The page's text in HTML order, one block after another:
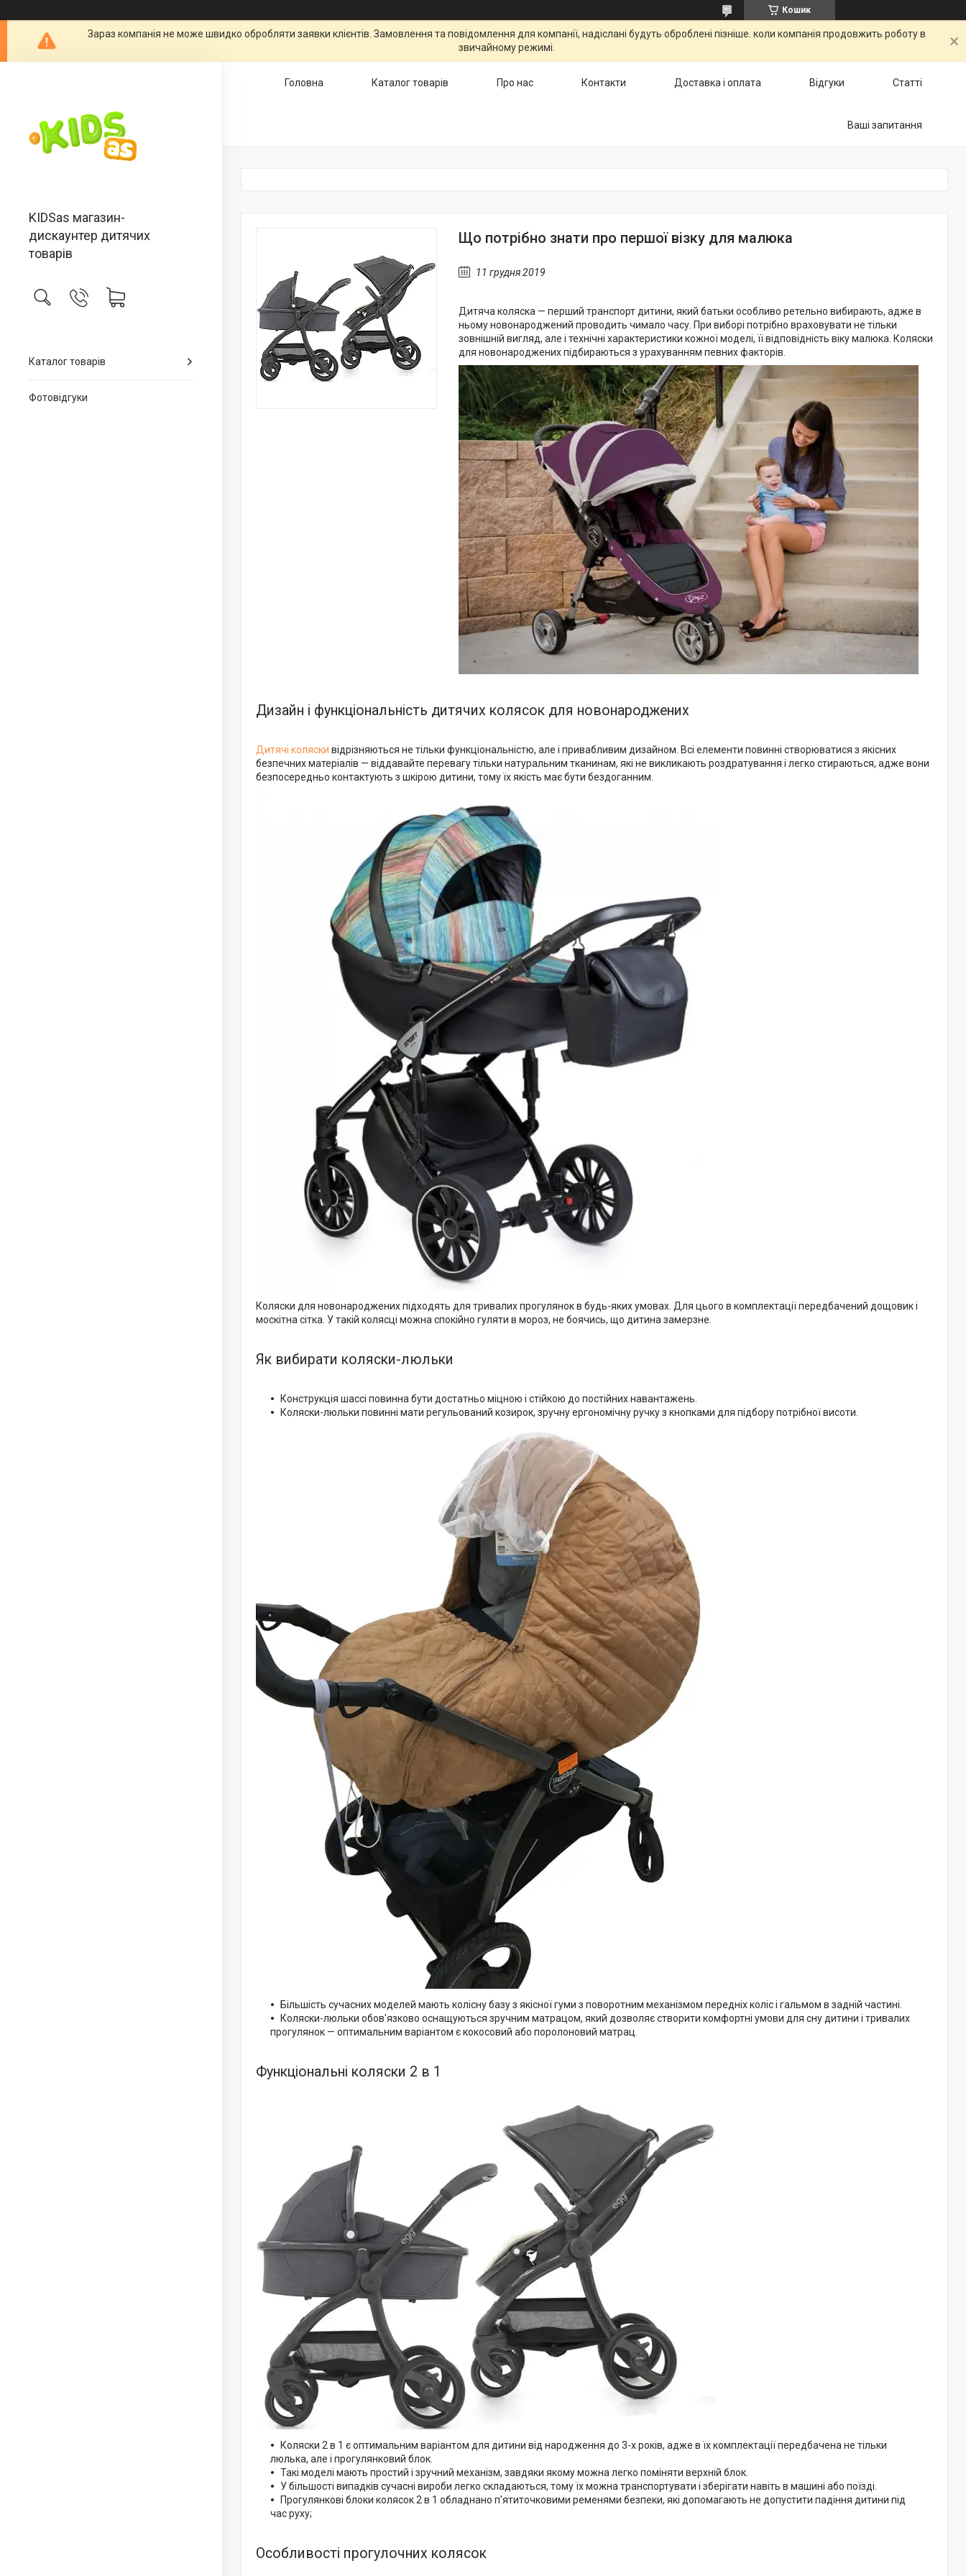
Кошик
Зараз компанія не може швидко обробляти заявки клієнтів. Замовлення та повідомлення для компанії, надіслані будуть оброблені пізніше. коли компанія продовжить роботу в
звичайному режимі.
KIDSas магазин-
дискаунтер дитячих
товарів
Каталог товарів
Фотовідгуки
Головна Каталог товарів Про нас Контакти Доставка і оплата Відгуки Статті
Ваші запитання
Що потрібно знати про першої візку для малюка
11 грудня 2019
Дитяча коляска — перший транспорт дитини, який батьки особливо ретельно вибирають, адже в
ньому новонароджений проводить чимало часу. При виборі потрібно враховувати не тільки
зовнішній вигляд, але і технічні характеристики кожної моделі, її відповідність віку малюка. Коляски
для новонароджених підбираються з урахуванням певних факторів.
Дизайн і функціональність дитячих колясок для новонароджених
Дитячі коляски відрізняються не тільки функціональністю, але і привабливим дизайном. Всі елементи повинні створюватися з якісних
безпечних матеріалів — віддавайте перевагу тільки натуральним тканинам, які не викликають роздратування і легко стираються, адже вони
безпосередньо контактують з шкірою дитини, тому їх якість має бути бездоганним.
Коляски для новонароджених підходять для тривалих прогулянок в будь-яких умовах. Для цього в комплектації передбачений дощовик і
москітна сітка. У такій колясці можна спокійно гуляти в мороз, не боячись, що дитина замерзне.
Як вибирати коляски-люльки
Конструкція шассі повинна бути достатньо міцною і стійкою до постійних навантажень.
Коляски-люльки повинні мати регульований козирок, зручну ергономічну ручку з кнопками для підбору потрібної висоти.
Більшість сучасних моделей мають колісну базу з якісної гуми з поворотним механізмом передніх коліс і гальмом в задній частині.
Коляски-люльки обов'язково оснащуються зручним матрацом, який дозволяє створити комфортні умови для сну дитини і тривалих
прогулянок — оптимальним варіантом є кокосовий або поролоновий матрац.
Функціональні коляски 2 в 1
Коляски 2 в 1 є оптимальним варіантом для дитини від народження до 3-х років, адже в їх комплектації передбачена не тільки
люлька, але і прогулянковий блок.
Такі моделі мають простий і зручний механізм, завдяки якому можна легко поміняти верхній блок.
У більшості випадків сучасні вироби легко складаються, тому їх можна транспортувати і зберігати навіть в машині або поїзді.
Прогулянкові блоки колясок 2 в 1 обладнано п'ятиточковими ременями безпеки, які допомагають не допустити падіння дитини під
час руху;
Особливості прогулочних колясок